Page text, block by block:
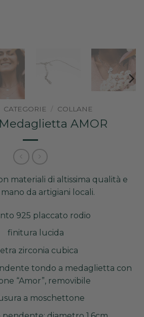
CATEGORIE / COLLANE
AMOR
materiali di altissima qualità e
da artigiani locali.
925 placcato rodio
finitura lucida
zirconia cubica
tondo a medaglietta con
“Amor”, removibile
a moschettone